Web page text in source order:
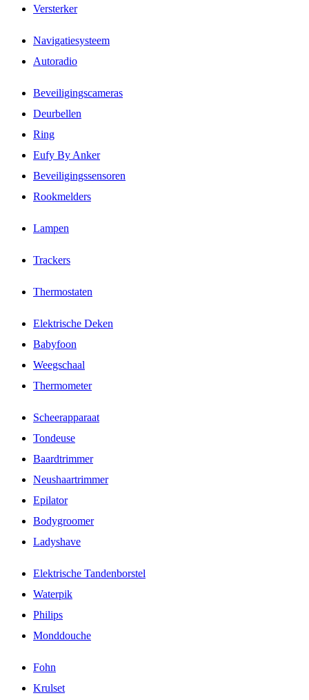
Versterker
Navigatiesysteem
Autoradio
Beveiligingscameras
Deurbellen
Ring
Eufy By Anker
Beveiligingssensoren
Rookmelders
Lampen
Trackers
Thermostaten
Elektrische Deken
Babyfoon
Weegschaal
Thermometer
Scheerapparaat
Tondeuse
Baardtrimmer
Neushaartrimmer
Epilator
Bodygroomer
Ladyshave
Elektrische Tandenborstel
Waterpik
Philips
Monddouche
Fohn
Krulset